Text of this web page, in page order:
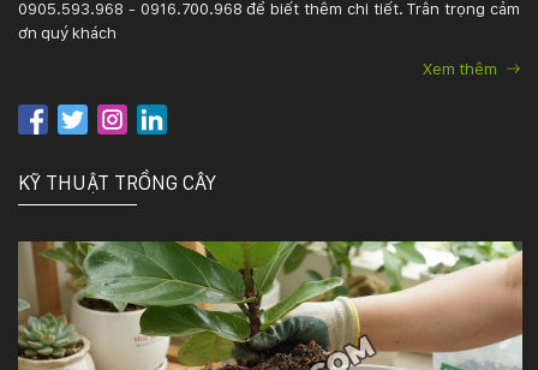
0905.593.968 - 0916.700.968 để biết thêm chi tiết. Trân trọng cảm
ơn quý khách
Xem thêm
KỸ THUẬT TRỒNG CÂY